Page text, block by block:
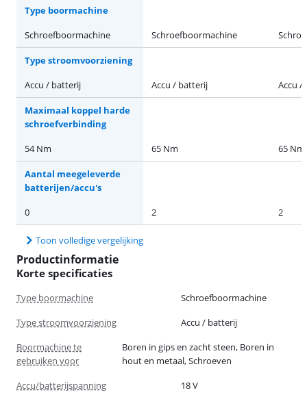
Type boormachine
Schroefboormachine
Schroefboormachine
Type stroomvoorziening
Accu / batterij
Accu / batterij Accu /
Maximaal koppel harde
schroefverbinding
54 Nm
65 Nm 65 Nm
Aantal meegeleverde
batterijen/accu's
0
2 2
Toon volledige vergelijking
Productinformatie
Korte specificaties
Type boormachine
Schroefboormachine
Type stroomvoorziening
Accu / batterij
Boormachine te
gebruiken voor
Boren in gips en zacht steen, Boren in
hout en metaal, Schroeven
Accu/batterijspanning
18 V